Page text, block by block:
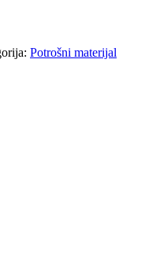
Potrošni materijal